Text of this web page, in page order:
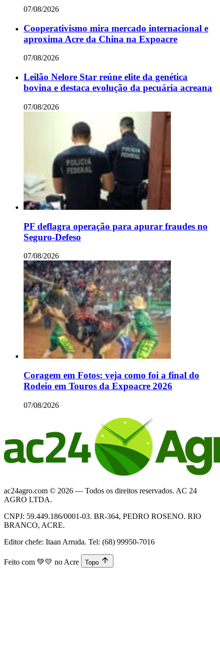
07/08/2026
Cooperativismo mira mercado internacional e
aproxima Acre da China na Expoacre
07/08/2026
Leilão Nelore Star reúne elite da genética
bovina e destaca evolução da pecuária acreana
07/08/2026
PF deflagra operação para apurar fraudes no
Seguro-Defeso
07/08/2026
Coragem em Fotos: veja como foi a final do
Rodeio em Touros da Expoacre 2026
07/08/2026
ac24agro.com © 2026 — Todos os direitos reservados. AC 24
AGRO LTDA.
CNPJ: 59.449.186/0001-03. BR-364, PEDRO ROSENO. RIO
BRANCO, ACRE.
Editor chefe: Itaan Arruda. Tel: (68) 99950-7016
Feito com 💚💛 no Acre Topo